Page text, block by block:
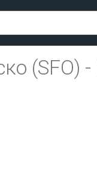
(SFO) -